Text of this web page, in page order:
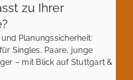
zu Ihrer
Planungssicherheit:
Singles, Paare, junge
– mit Blick auf Stuttgart &